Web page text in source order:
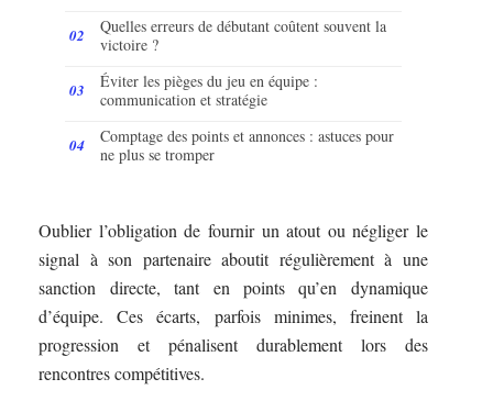
Quelles erreurs de débutant coûtent souvent la
victoire ?
Éviter les pièges du jeu en équipe :
communication et stratégie
Comptage des points et annonces : astuces pour
ne plus se tromper
Oublier l’obligation de fournir un atout ou négliger le
signal à son partenaire aboutit régulièrement à une
sanction directe, tant en points qu’en dynamique
d’équipe. Ces écarts, parfois minimes, freinent la
progression et pénalisent durablement lors des
rencontres compétitives.